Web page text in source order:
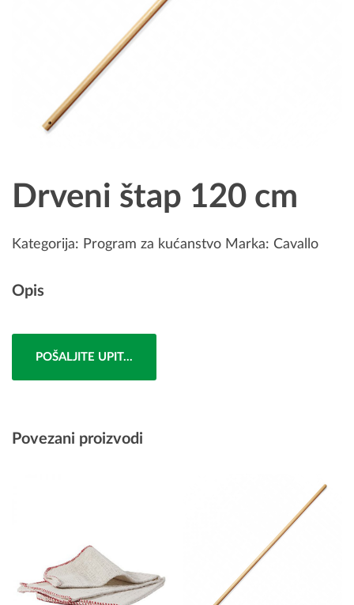
Drveni štap 120 cm
Kategorija: Program za kućanstvo Marka: Cavallo
Opis
POŠALJITE UPIT...
Povezani proizvodi